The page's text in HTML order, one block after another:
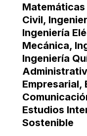
Civil,
Ingeniería
Mecánica,
Ingeniería
Empresarial,
Estudios
Sostenible